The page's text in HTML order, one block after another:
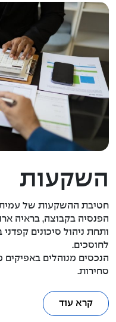
השקעות
חטיבת ההשקעות של
הפנסיה בקבוצה, בראיה
ותחת ניהול סיכונים
לחוסכים.
הנכסים מנוהלים באפיקים
סחירות.
קרא עוד